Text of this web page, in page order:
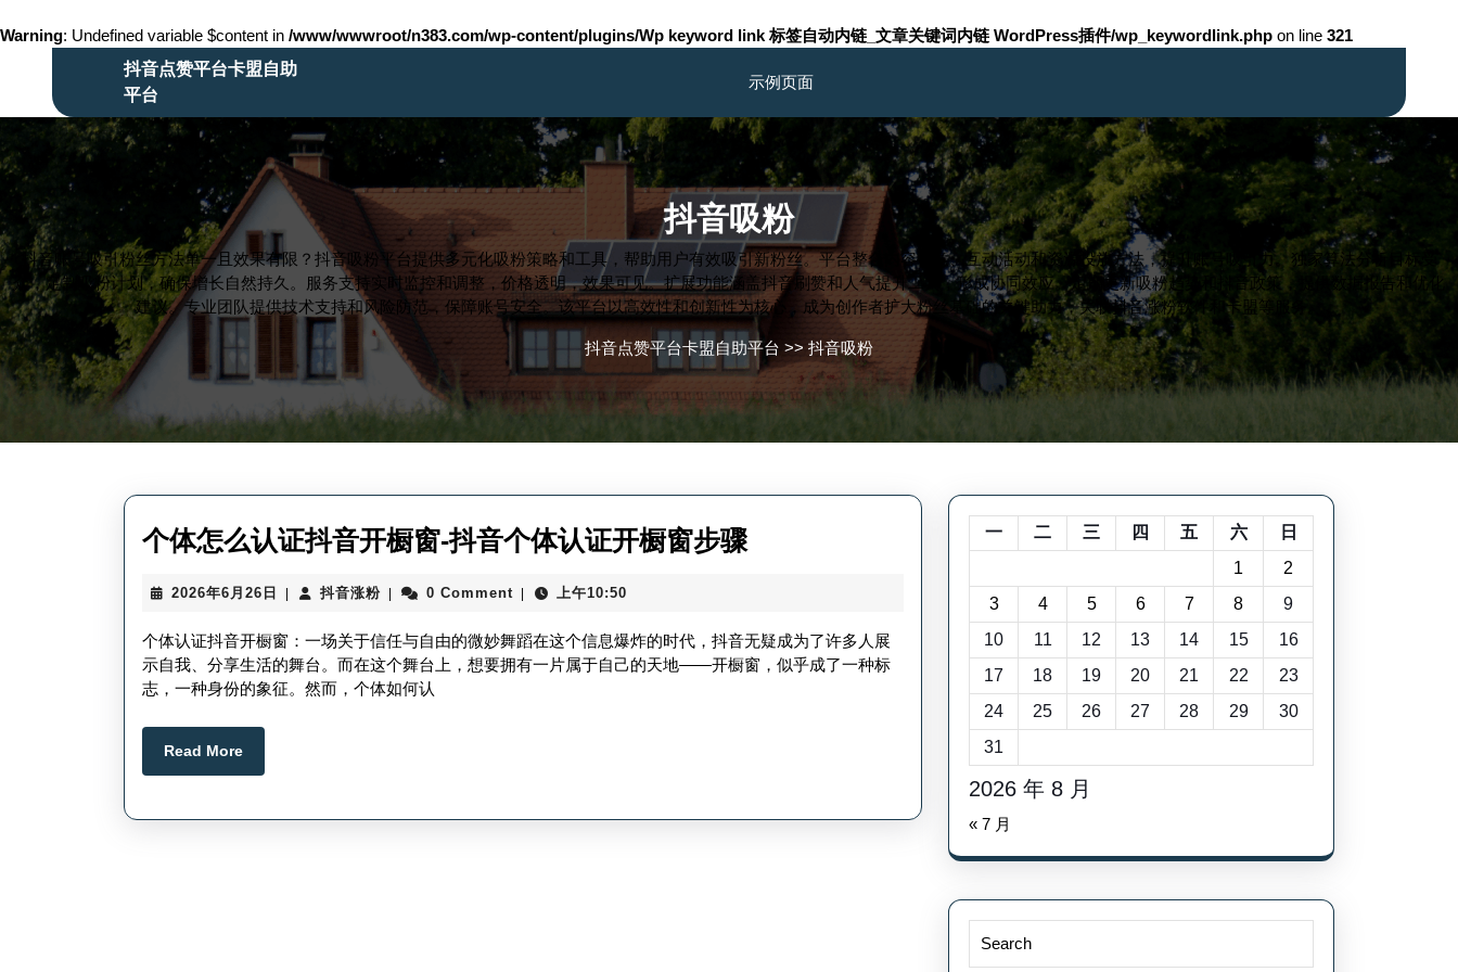
Warning: Undefined variable $content in /www/wwwroot/n383.com/wp-content/plugins/Wp keyword link 标签自动内链_文章关键词内链 WordPress插件/wp_keywordlink.php on line 321
抖音点赞平台卡盟自助
平台
示例页面
抖音吸粉
抖音账号吸引粉丝方法单一且效果有限？抖音吸粉平台提供多元化吸粉策略和工具，帮助用户有效吸引新粉丝。平台整合内容创意、互动活动和资源投放方法，提升账号吸引力。独家算法分析目标受
众，定制吸粉计划，确保增长自然持久。服务支持实时监控和调整，价格透明，效果可见。扩展功能涵盖抖音刷赞和人气提升工具，形成协同效应。定期更新吸粉趋势和抖音政策，提供数据报告和优化
建议。专业团队提供技术支持和风险防范，保障账号安全。该平台以高效性和创新性为核心，成为创作者扩大粉丝基础的关键助力，关联抖音涨粉软件和卡盟等服务。
抖音点赞平台卡盟自助平台 >> 抖音吸粉
个体怎么认证抖音开橱窗-抖音个体认证开橱窗步骤个
么
认
2026年6月26日
2026
6
月
26
日
抖音涨粉抖
涨
粉
0 Comment 上午10:50
个体认证抖音开橱窗：一场关于信任与自由的微妙舞蹈在这个信息爆炸的时代，抖音无疑成为了许多人展
示自我、分享生活的舞台。而在这个舞台上，想要拥有一片属于自己的天地——开橱窗，似乎成了一种标
志，一种身份的象征。然而，个体如何认
Read MoreRead
More
2026 年 8 月
一 二 三 四 五 六
日
1
2
3
4 5 6 7 8
9
10
11 12 13 14 15
16
17
18 19 20 21 22
23
24
25 26 27 28 29
30
31
« 7 月